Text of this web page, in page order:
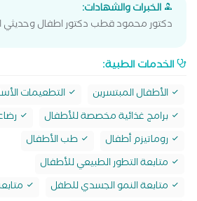
الخبرات والشهادات:
دكتور محمود قطب دكتور اطفال وحديثي
الخدمات الطبية:
الأطفال المبتسرين
التطعيمات
برامج غذائية مخصصة للأطفال
روماتيزم أطفال
طب الأطفال
متابعة التطور الطبيعي للأطفال
متابعة النمو الجسدي للطفل